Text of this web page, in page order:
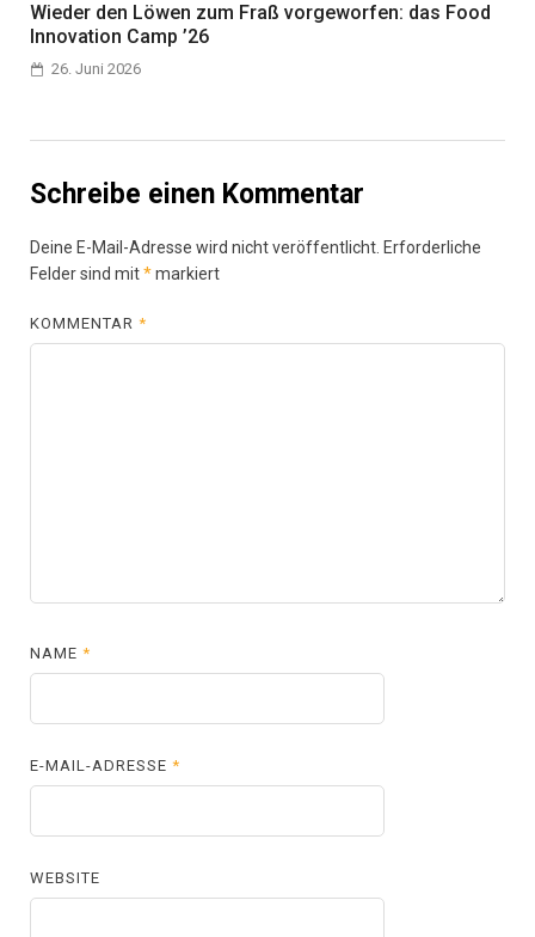
Wieder den Löwen zum Fraß vorgeworfen: das Food
Innovation Camp ’26
26. Juni 2026
Schreibe einen Kommentar
Deine E-Mail-Adresse wird nicht veröffentlicht. Erforderliche
Felder sind mit*markiert
KOMMENTAR*
NAME*
E-MAIL-ADRESSE*
WEBSITE